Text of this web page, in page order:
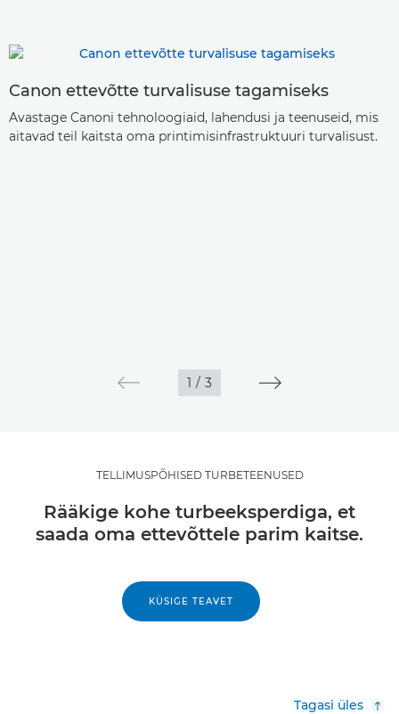
Canon ettevõtte turvalisuse tagamiseks
Avastage Canoni tehnoloogiaid, lahendusi ja teenuseid, mis
aitavad teil kaitsta oma printimisinfrastruktuuri turvalisust.
1 / 3
TELLIMUSPÕHISED TURBETEENUSED
Rääkige kohe turbeeksperdiga, et
saada oma ettevõttele parim kaitse.
KÜSIGE TEAVET
Tagasi üles